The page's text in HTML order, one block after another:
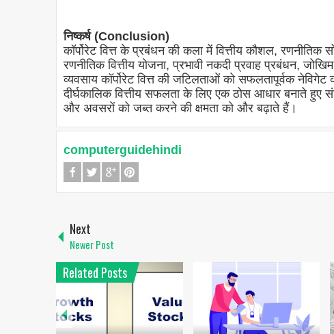
निष्कर्ष (Conclusion)
कॉर्पोरेट वित्त के प्रबंधन की कला में वित्तीय कौशल,
रणनीतिक वित्तीय योजना, प्रभावी नकदी प्रवाह प्रबंधन,
व्यवसाय कॉर्पोरेट वित्त की जटिलताओं को सफलतापूर्वक
दीर्घकालिक वित्तीय सफलता के लिए एक ठोस आधार बनाते
और अवसरों को जब्त करने की क्षमता को और बढ़ाते हैं।
computerguidehindi
Next
Newer Post
Related Posts